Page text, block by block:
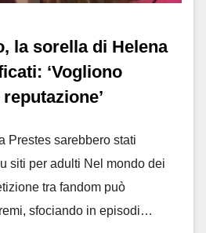
la sorella di Helena
‘Vogliono
Prestes sarebbero stati
siti per adulti Nel mondo dei
tra fandom può
sfociando in episodi…